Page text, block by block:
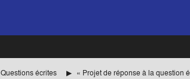
Questions écrites